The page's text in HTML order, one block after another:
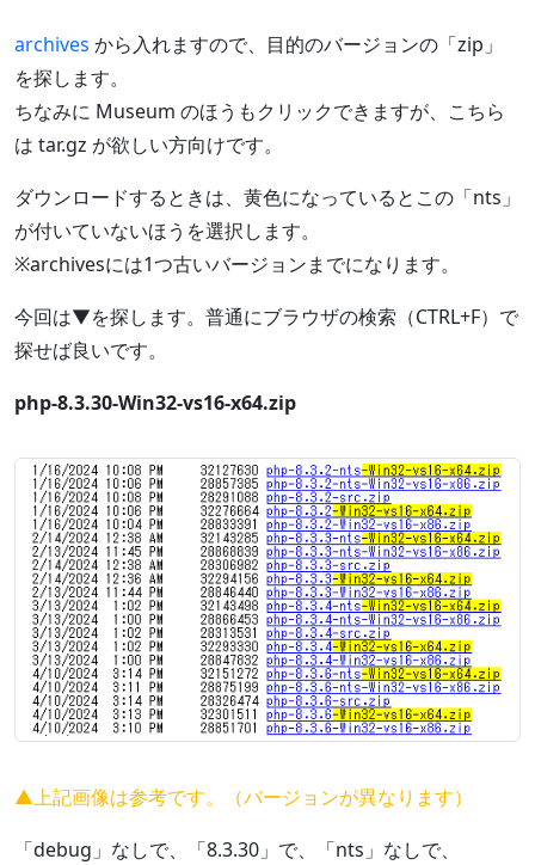
archives から入れますので、目的のバージョンの「zip」
を探します。
ちなみに Museum のほうもクリックできますが、こちら
は tar.gz が欲しい方向けです。
ダウンロードするときは、黄色になっているとこの「nts」
が付いていないほうを選択します。
※archivesには1つ古いバージョンまでになります。
今回は▼を探します。普通にブラウザの検索（CTRL+F）で
探せば良いです。
php-8.3.30-Win32-vs16-x64.zip
▲上記画像は参考です。（バージョンが異なります）
「debug」なしで、「8.3.30」で、「nts」なしで、